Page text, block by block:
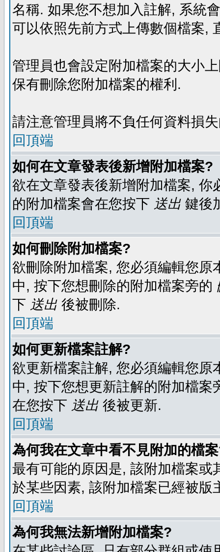
名稱. 如果您不想加入註解, 系統
可以依照先前方式上傳數個檔案,
管理員也會設定附加檔案的大小
保有刪除您附加檔案的權利.
請注意管理員將不負任何資料損
回頂端
如何在文章發表後新增附加檔案?
欲在文章發表後新增附加檔案,
的附加檔案會在您按下 送出 鍵後
回頂端
如何刪除附加檔案?
欲刪除附加檔案, 您必須編輯您
中, 按下您想刪除的附加檔案旁的
下 送出 後被刪除.
回頂端
如何更新檔案註解?
欲更新檔案註解, 您必須編輯您
中, 按下您想更新註解的附加檔案
在您按下 送出 後被更新.
回頂端
為何我在文章中看不見附加的檔
最有可能的原因是, 該附加檔案
於某些因素, 該附加檔案已經被版
回頂端
為何我無法新增附加檔案?